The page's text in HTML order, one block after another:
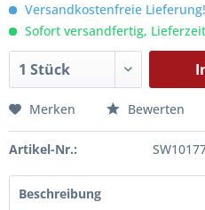
Versandkostenfreie Lieferung!
Sofort versandfertig,
Merken Bewerten
Artikel-Nr.:
Beschreibung